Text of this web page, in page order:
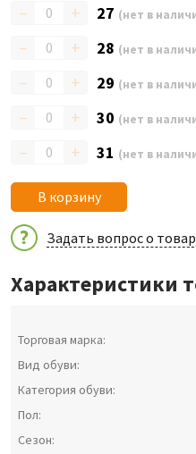
– + 27 (нет в
– + 28 (нет в
– + 29 (нет в
– + 30 (нет в
– + 31 (нет в
В корзину
Задать вопрос о
Характеристики
Торговая марка:
Вид обуви:
Категория обуви:
Пол:
Сезон: